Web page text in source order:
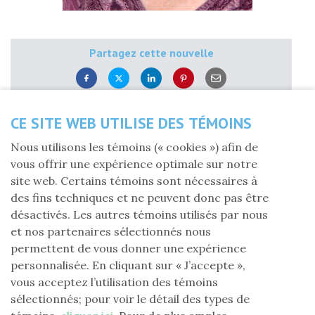
Partagez cette nouvelle
La Fondation Laure-Gaudreault de la région de
Montréal est en deuil. Micheline Jalbert, vice-
présidente du bureau régional, est décédée le 26
septembre dernier, emportée par un cancer
fulgurant.
Micheline a fait un excellent travail à la Fondation
Laure-Gaudreault Montréal et nous la remercions.
Elle a toujours a toujours été une femme engagée.
Militante auprès de divers organismes de
CE SITE WEB UTILISE DES TÉMOINS
Nous utilisons les témoins (« cookies ») afin de
vous offrir une expérience optimale sur notre
site web. Certains témoins sont nécessaires à
des fins techniques et ne peuvent donc pas être
désactivés. Les autres témoins utilisés par nous
et nos partenaires sélectionnés nous
permettent de vous donner une expérience
personnalisée. En cliquant sur « J’accepte »,
vous acceptez l’utilisation des témoins
sélectionnés; pour voir le détail des types de